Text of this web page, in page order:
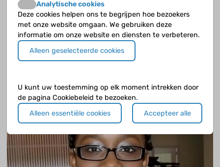
Zelfverantwoordelijkheid is belangrijk
Analytische cookies
Deze cookies helpen ons te begrijpen hoe bezoekers
met onze website omgaan. We gebruiken deze
informatie om onze website en diensten te verbeteren.
Alleen geselecteerde cookies
U kunt uw toestemming op elk moment intrekken door
de pagina Cookiebeleid te bezoeken.
Alleen essentiële cookies
Accepteer alle